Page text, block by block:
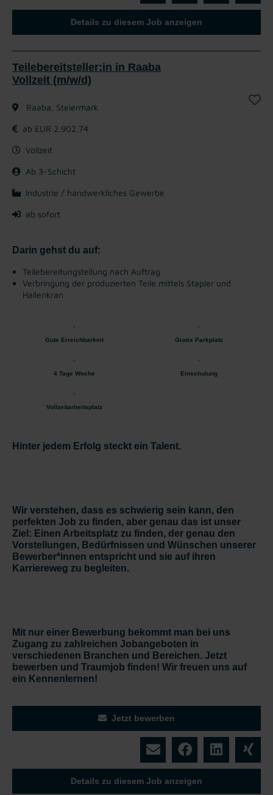
Details zu diesem Job anzeigen
Teilebereitsteller:in in Raaba
Vollzeit (m/w/d)
Raaba, Steiermark
ab EUR 2.902,74
Vollzeit
Ab 3-Schicht
Industrie / handwerkliches Gewerbe
ab sofort
Darin gehst du auf:
Teilebereitungstellung nach Auftrag
Verbringung der produzierten Teile mittels Stapler und
Hallenkran
Gute Erreichbarkeit Gratis Parkplatz
4 Tage Woche Einschulung
Vollzeitarbeitsplatz
Hinter jedem Erfolg steckt ein Talent.
Wir verstehen, dass es schwierig sein kann, den
perfekten Job zu finden, aber genau das ist unser
Ziel: Einen Arbeitsplatz zu finden, der genau den
Vorstellungen, Bedürfnissen und Wünschen unserer
Bewerber*innen entspricht und sie auf ihren
Karriereweg zu begleiten.
Mit nur einer Bewerbung bekommt man bei uns
Zugang zu zahlreichen Jobangeboten in
verschiedenen Branchen und Bereichen. Jetzt
bewerben und Traumjob finden! Wir freuen uns auf
ein Kennenlernen!
Jetzt bewerben
Details zu diesem Job anzeigen